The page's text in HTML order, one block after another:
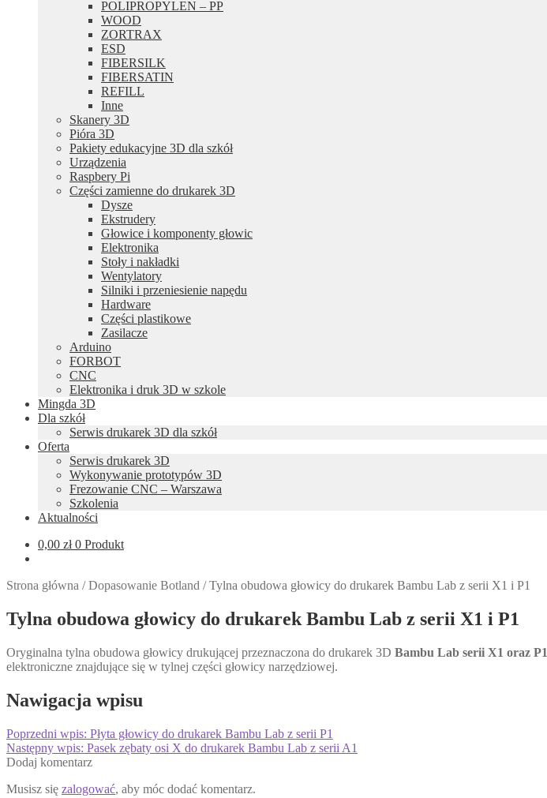
POLIPROPYLEN – PP
WOOD
ZORTRAX
ESD
FIBERSILK
FIBERSATIN
REFILL
Inne
Skanery 3D
Pióra 3D
Pakiety edukacyjne 3D dla szkół
Urządzenia
Raspbery Pi
Części zamienne do drukarek 3D
Dysze
Ekstrudery
Głowice i komponenty głowic
Elektronika
Stoły i nakładki
Wentylatory
Silniki i przeniesienie napędu
Hardware
Części plastikowe
Zasilacze
Arduino
FORBOT
CNC
Elektronika i druk 3D w szkole
Mingda 3D
Dla szkół
Serwis drukarek 3D dla szkół
Oferta
Serwis drukarek 3D
Wykonywanie prototypów 3D
Frezowanie CNC – Warszawa
Szkolenia
Aktualności
0,00 zł 0 Produkt
Strona główna /Dopasowanie Botland /Tylna obudowa głowicy do drukarek Bambu Lab z serii X1 i P1
Tylna obudowa głowicy do drukarek Bambu Lab z serii X1 i P1
Oryginalna tylna obudowa głowicy drukującej przeznaczona do drukarek 3D Bambu Lab serii X1 oraz P1
elektroniczne znajdujące się w tylnej części głowicy narzędziowej.
Nawigacja wpisu
Poprzedni wpis: Płyta głowicy do drukarek Bambu Lab z serii P1
Następny wpis: Pasek zębaty osi X do drukarek Bambu Lab z serii A1
Dodaj komentarz
Musisz się zalogować, aby móc dodać komentarz.